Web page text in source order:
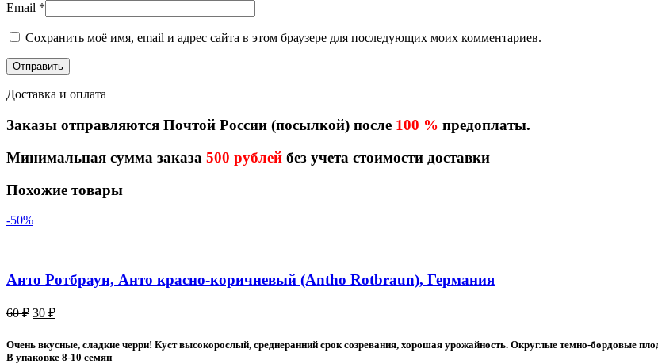
Email *
Сохранить моё имя, email и адрес сайта в этом браузере для последующих моих комментариев.
Доставка и оплата
Заказы отправляются Почтой России (посылкой) после 100 % предоплаты.
Минимальная сумма заказа 500 рублей без учета стоимости доставки
Похожие товары
-50%
Анто Ротбраун, Анто красно-коричневый (Antho Rotbraun), Германия
60₽ Первоначальная
60 ₽.
30 ₽Текущая
30 ₽.
Очень вкусные, сладкие черри! Куст высокорослый, среднеранний срок созревания, хорошая урожайность. Округлые темно-бордовые
В упаковке 8-10 семян